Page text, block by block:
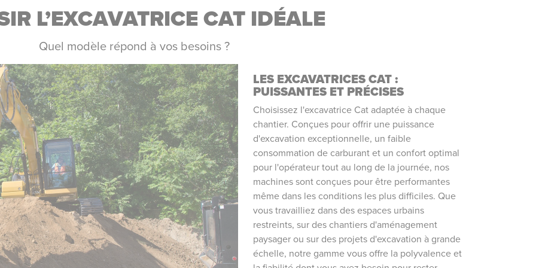
L’EXCAVATRICE CAT IDÉALE
Quel modèle répond à vos besoins ?
LES EXCAVATRICES CAT :
PUISSANTES ET PRÉCISES
Choisissez l'excavatrice Cat adaptée à chaque
chantier. Conçues pour offrir une puissance
d'excavation exceptionnelle, un faible
consommation de carburant et un confort optimal
pour l'opérateur tout au long de la journée, nos
machines sont conçues pour être performantes
même dans les conditions les plus difficiles. Que
vous travailliez dans des espaces urbains
restreints, sur des chantiers d'aménagement
paysager ou sur des projets d'excavation à grande
échelle, notre gamme vous offre la polyvalence et